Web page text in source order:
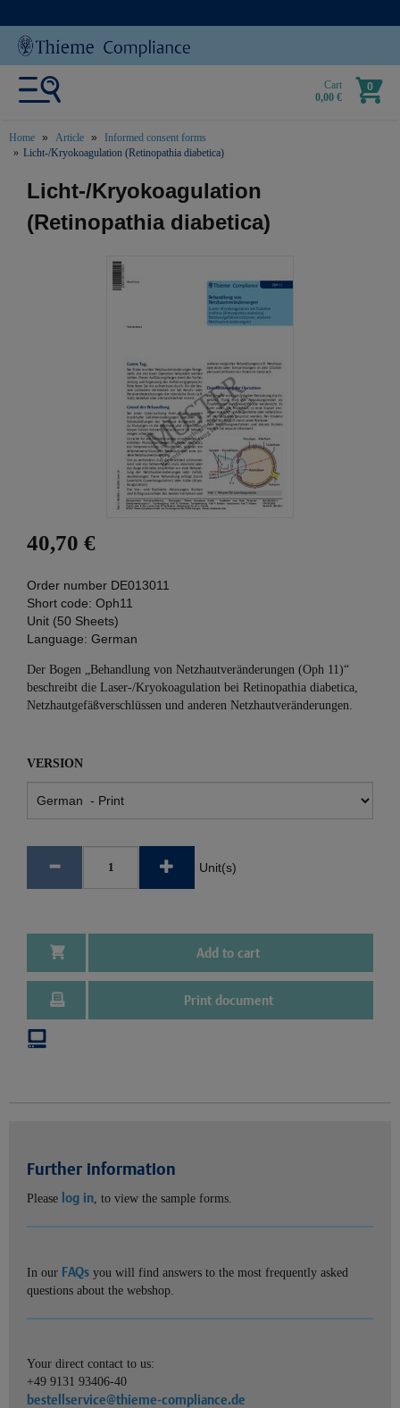
Cart
0,00 €
0
Home Article
Informed consent forms
Licht-/Kryokoagulation (Retinopathia diabetica)
text.skipToContent
text.skipToNavigation
Licht-/Kryokoagulation
(Retinopathia diabetica)
40,70 €
Order number DE013011
Short code: Oph11
Unit (50 Sheets)
Language: German
Der Bogen „Behandlung von Netzhautveränderungen (Oph 11)“
beschreibt die Laser-/Kryokoagulation bei Retinopathia diabetica,
Netzhautgefäßverschlüssen und anderen Netzhautveränderungen.
VERSION
Unit(s)
Add to cart
Print document
Further information
Please log in, to view the sample forms.
In our FAQs you will find answers to the most frequently asked
questions about the webshop.
Your direct contact to us:
+49 9131 93406-40
bestellservice@thieme-compliance.de